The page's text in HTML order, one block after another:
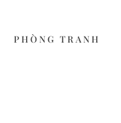
PHÒNG TRANH